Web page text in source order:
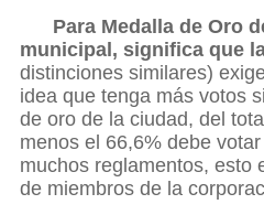
Para Medalla de Oro
municipal, significa que
distinciones similares)
idea que tenga más votos
de oro de la ciudad, del
menos el 66,6% debe
muchos reglamentos, esto
de miembros de la